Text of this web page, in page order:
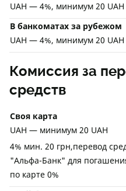
UAH — 4%, минимум 20 UAH
В банкоматах за рубежом
UAH — 4%, минимум 20 UAH
Комиссия за
средств
Своя карта
UAH — минимум 20 UAH
4% мин. 20 грн,перевод
"Альфа-Банк" для
по карте 0%